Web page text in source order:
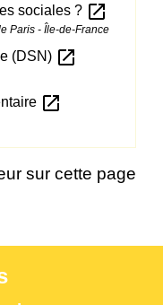
sociales ? open_in_new
Paris - Île-de-France
(DSN) open_in_new
open_in_new
sur cette page